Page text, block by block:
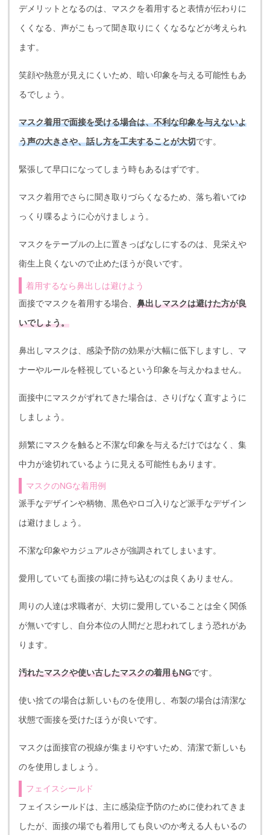
デメリットとなるのは、マスクを着用すると表情が伝わりに
くくなる、声がこもって聞き取りにくくなるなどが考えられ
ます。
笑顔や熱意が見えにくいため、暗い印象を与える可能性もあ
るでしょう。
マスク着用で面接を受ける場合は、不利な印象を与えないよ
う声の大きさや、話し方を工夫することが大切です。
緊張して早口になってしまう時もあるはずです。
マスク着用でさらに聞き取りづらくなるため、落ち着いてゆ
っくり喋るように心がけましょう。
マスクをテーブルの上に置きっぱなしにするのは、見栄えや
衛生上良くないので止めたほうが良いです。
着用するなら鼻出しは避けよう
面接でマスクを着用する場合、鼻出しマスクは避けた方が良
いでしょう。
鼻出しマスクは、感染予防の効果が大幅に低下しますし、マ
ナーやルールを軽視しているという印象を与えかねません。
面接中にマスクがずれてきた場合は、さりげなく直すように
しましょう。
頻繁にマスクを触ると不潔な印象を与えるだけではなく、集
中力が途切れているように見える可能性もあります。
マスクのNGな着用例
派手なデザインや柄物、黒色やロゴ入りなど派手なデザイン
は避けましょう。
不潔な印象やカジュアルさが強調されてしまいます。
愛用していても面接の場に持ち込むのは良くありません。
周りの人達は求職者が、大切に愛用していることは全く関係
が無いですし、自分本位の人間だと思われてしまう恐れがあ
ります。
汚れたマスクや使い古したマスクの着用もNGです。
使い捨ての場合は新しいものを使用し、布製の場合は清潔な
状態で面接を受けたほうが良いです。
マスクは面接官の視線が集まりやすいため、清潔で新しいも
のを使用しましょう。
フェイスシールド
フェイスシールドは、主に感染症予防のために使われてきま
したが、面接の場でも着用しても良いのか考える人もいるの